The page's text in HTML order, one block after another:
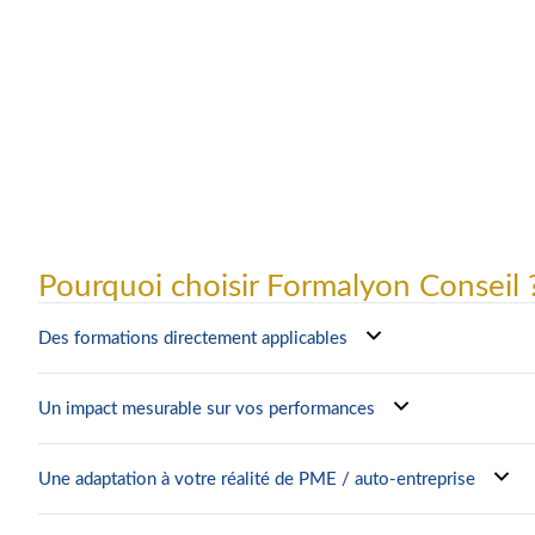
Pourquoi choisir Formalyon Conseil
Des formations directement applicables
Un impact mesurable sur vos performances
Une adaptation à votre réalité de PME / auto-entreprise